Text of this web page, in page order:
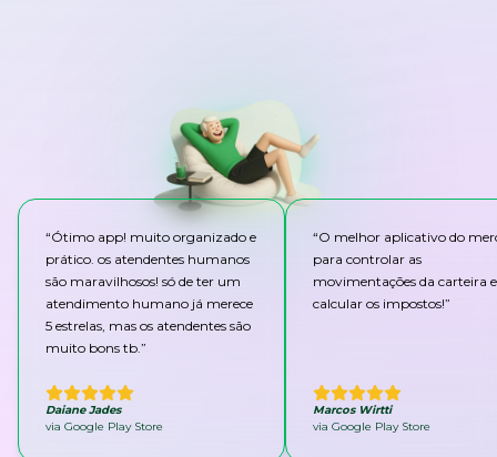
“Ótimo app! muito organizado e
prático. os atendentes humanos
são maravilhosos! só de ter um
atendimento humano já merece
5 estrelas, mas os atendentes são
muito bons tb.”
Daiane Jades
via Google Play Store
“O melhor aplicativo do
para controlar as
movimentações da carteira e
calcular os impostos!”
Marcos Wirtti
via Google Play Store